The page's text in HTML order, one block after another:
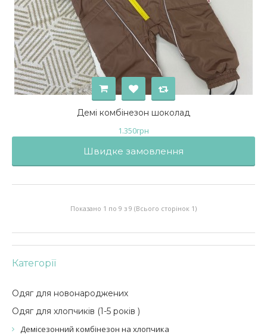
Демі комбінезон шоколад
1.350грн
Швидке замовлення
Показано 1 по 9 з 9 (Всього сторінок 1)
Категорїї
Одяг для новонароджених
Одяг для хлопчиків (1-5 років )
Демісезонний комбінезон на хлопчика